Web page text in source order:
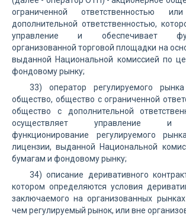
ограниченной ответственностью
дополнительной ответственностью,
управление и обеспечивает
организованной торговой площадки на
выданной Национальной комиссией по
фондовому рынку;
33) оператор регулируемого
общество, общество с ограниченной
общество с дополнительной
осуществляет управление и
функционирование регулируемого
лицензии, выданной Национальной
бумагам и фондовому рынку;
34) описание деривативного
котором определяются условия
заключаемого на организованных
чем регулируемый рынок, или вне